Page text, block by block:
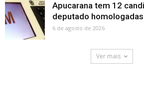
Apucarana tem 12
deputado homologadas
6 de agosto de 2026
Ver mais